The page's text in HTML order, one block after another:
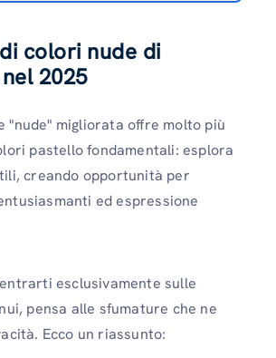
colori nude di
2025
"nude" migliorata offre molto più
pastello fondamentali: esplora
creando opportunità per
ed espressione
esclusivamente sulle
pensa alle sfumature che ne
Ecco un riassunto: